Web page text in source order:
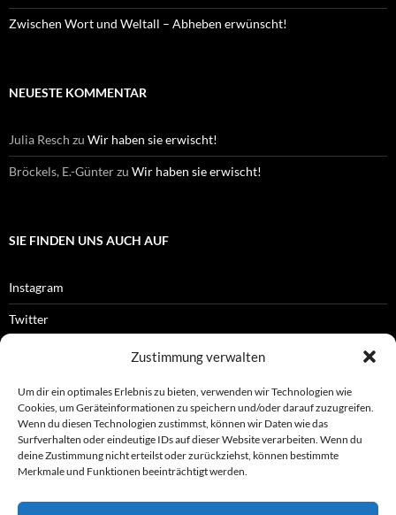
Zustimmung verwalten
Um dir ein optimales Erlebnis zu bieten, verwenden wir Technologien wie
Cookies, um Geräteinformationen zu speichern und/oder darauf zuzugreifen.
Wenn du diesen Technologien zustimmst, können wir Daten wie das
Surfverhalten oder eindeutige IDs auf dieser Website verarbeiten. Wenn du
deine Zustimmung nicht erteilst oder zurückziehst, können bestimmte
Merkmale und Funktionen beeinträchtigt werden.
Zwischen Wort und Weltall – Abheben erwünscht!
NEUESTE KOMMENTAR
Julia Resch zu Wir haben sie erwischt!
Bröckels, E.-Günterzu Wir haben sie erwischt!
SIE FINDEN UNS AUCH AUF
Instagram
Twitter
OFFIZIELLES
Impressum